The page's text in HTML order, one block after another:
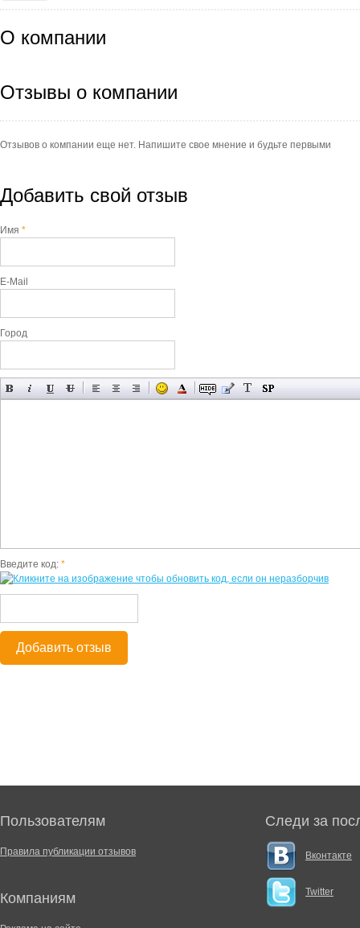
О компании
Отзывы о компании
Отзывов о компании еще нет. Напишите свое мнение и будьте первыми
Добавить свой отзыв
Имя *
E-Mail
Город
Введите код: *
Добавить отзыв
Пользователям
Правила публикации отзывов
Компаниям
Следи за
Вконтакте
Twitter